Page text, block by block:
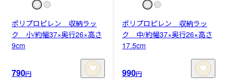
ポリプロピレン 収納ラッ
ク 小/約幅37×奥行26×高さ
9cm
790円
ポリプロピレン 収納ラッ
ク 中/約幅37×奥行26×高さ
17.5cm
990円